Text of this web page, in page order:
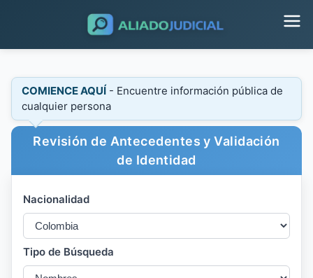
COMIENCE AQUÍ - Encuentre información pública de
cualquier persona
Revisión de Antecedentes y Validación
de Identidad
Nacionalidad
Tipo de Búsqueda